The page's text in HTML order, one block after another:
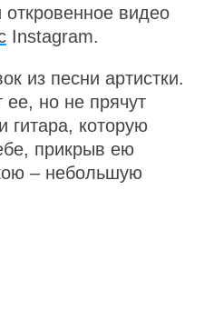
видео
Instagram.
из песни артистки.
но не прячут
гитара, которую
прикрыв ею
– небольшую